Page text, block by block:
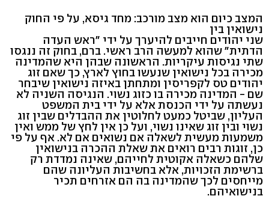
המצב כיום הוא מצב מורכב: מחד גיסא, על פי החוק
נישואין בין
שני יהודים חייבים להיערך על ידי "ראש העדה
הדתית" שהוא למעשה הרב ראשי. ברם, בחוק זה ננגסו
שתי נגיסות עיקריות. הראשונה שבהן היא שהמדינה
מכירה בכל נישואין שנעשו בחוץ לארץ, כך שאם זוג
יהודים טס לקפריסין ומתחתן באיזה נישואין שיבחר
שם - המדינה מכירה בו כזוג נשוי. הנגיסה השניה לא
נעשתה על ידי הכנסת אלא על ידי בית המשפט
העליון, שביטל כמעט לחלוטין את ההבדלים שבין זוג
נשוי ובין זוג שאינו נשוי, ועל כן אין לחץ של ממש ואין
משמעות מעשית לשאלה אם נשואים אם לא. אף על פי
כן, זוגות רבים רואים את שאלת ההכרה בנישואין
שלהם כשאלה אקוטית לחייהם, שאינה נמדדת רק
ברשימת הזכויות, אלא בחשיבות העליונה שהם
מייחסים לכך שהמדינה בה הם אזרחים תכיר
בנישואיהם.